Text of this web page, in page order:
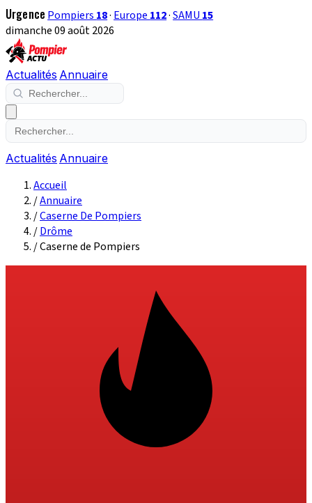
Urgence Pompiers 18· Europe 112·SAMU 15
dimanche 09 août 2026
Actualités Annuaire
Actualités Annuaire
Accueil
/Annuaire
/Caserne De Pompiers
/Drôme
/Caserne de Pompiers